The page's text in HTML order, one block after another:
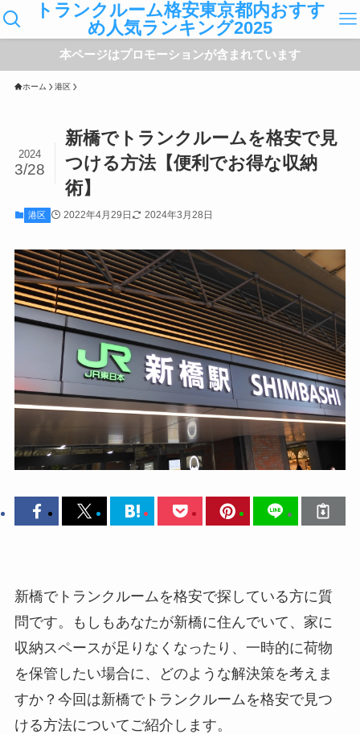
トランクルーム格安東京都内おすす
め人気ランキング2025
本ページはプロモーションが含まれています
ホーム 港区
新橋でトランクルームを格安で見
つける方法【便利でお得な収納
術】
2024
3/28
港区 2022年4月29日 2024年3月28日
新橋でトランクルームを格安で探している方に質
問です。もしもあなたが新橋に住んでいて、家に
収納スペースが足りなくなったり、一時的に荷物
を保管したい場合に、どのような解決策を考えま
すか？今回は新橋でトランクルームを格安で見つ
ける方法についてご紹介します。